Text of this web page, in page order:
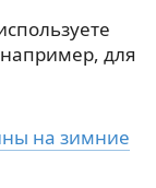
для
на зимние